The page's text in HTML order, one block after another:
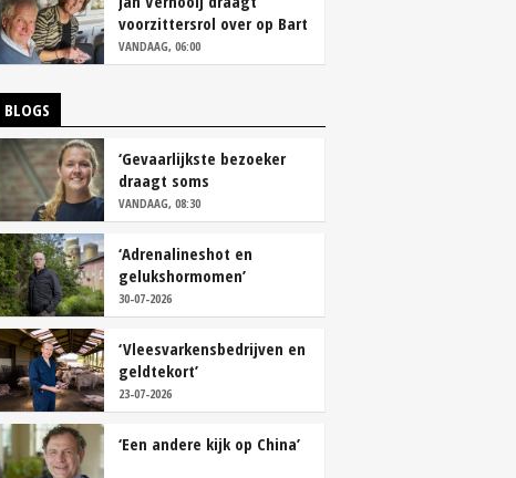
voorzittersrol over op Bart
Camps
VANDAAG, 06:00
BLOGS
‘Gevaarlijkste bezoeker
draagt soms
overschoenen’
VANDAAG, 08:30
‘Adrenalineshot en
gelukshormomen’
30-07-2026
‘Vleesvarkensbedrijven en
geldtekort’
23-07-2026
‘Een andere kijk op China’